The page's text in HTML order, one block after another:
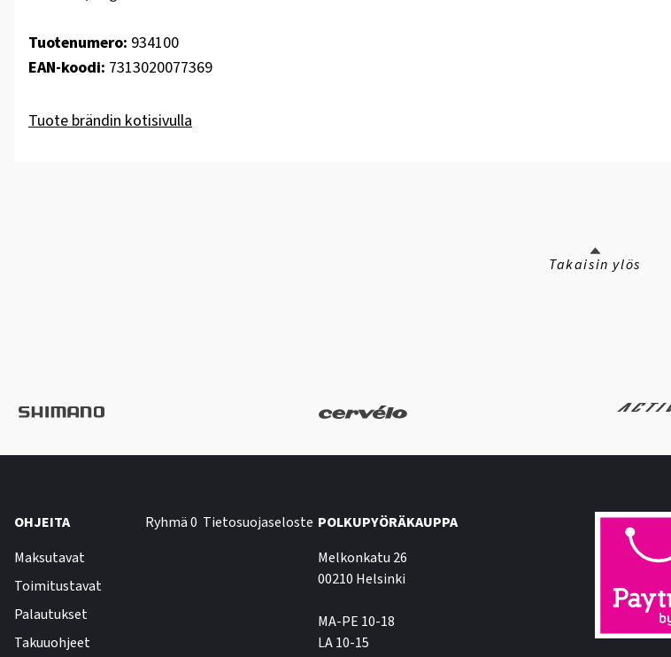
Tuotenumero: 934100
EAN-koodi: 7313020077369
Tuote brändin kotisivulla
Takaisin ylös
OHJEITA
Maksutavat
Toimitustavat
Palautukset
Takuuohjeet
Ryhmä 0 Tietosuojaseloste POLKUPYÖRÄKAUPPA
Melkonkatu 26
00210 Helsinki
MA-PE 10-18
LA 10-15